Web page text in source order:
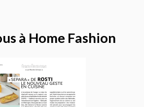
à Home Fashion